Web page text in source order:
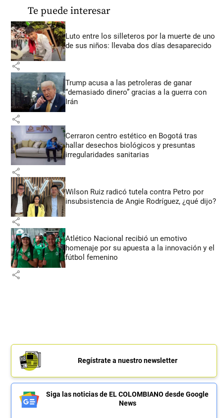
Te puede interesar
Luto entre los silleteros por la muerte de uno
de sus niños: llevaba dos días desaparecido
share
Trump acusa a las petroleras de ganar
“demasiado dinero” gracias a la guerra con
Irán
share
Cerraron centro estético en Bogotá tras
hallar desechos biológicos y presuntas
irregularidades sanitarias
share
Wilson Ruiz radicó tutela contra Petro por
insubsistencia de Angie Rodríguez, ¿qué dijo?
share
Atlético Nacional recibió un emotivo
homenaje por su apuesta a la innovación y el
fútbol femenino
share
Regístrate a nuestro newsletter
Siga las noticias de EL COLOMBIANO desde Google
News